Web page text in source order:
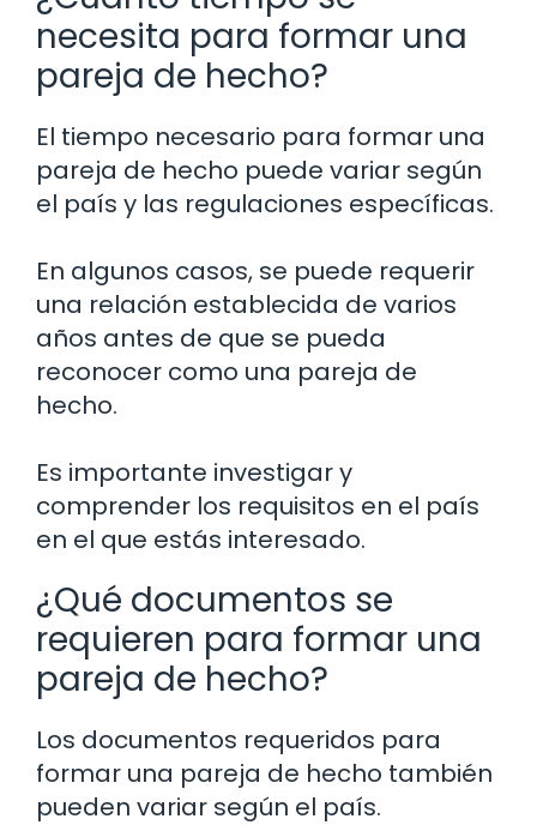
necesita para formar una
pareja de hecho?
El tiempo necesario para formar una
pareja de hecho puede variar según
el país y las regulaciones específicas.
En algunos casos, se puede requerir
una relación establecida de varios
años antes de que se pueda
reconocer como una pareja de
hecho.
Es importante investigar y
comprender los requisitos en el país
en el que estás interesado.
¿Qué documentos se
requieren para formar una
pareja de hecho?
Los documentos requeridos para
formar una pareja de hecho también
pueden variar según el país.